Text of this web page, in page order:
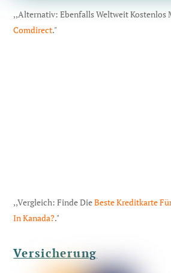
,,Alternativ: Ebenfalls Weltweit Kostenlos
Comdirect."
,,Vergleich: Finde DieBeste Kreditkarte
In Kanada?."
Versicherung